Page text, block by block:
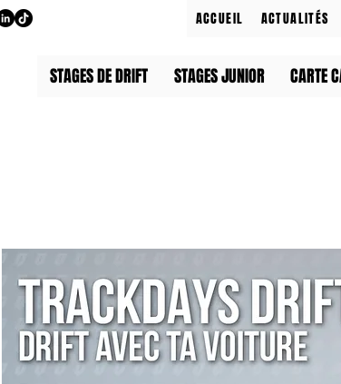
ACCUEIL ACTUALITÉS
STAGES DE DRIFT STAGES JUNIOR CARTE